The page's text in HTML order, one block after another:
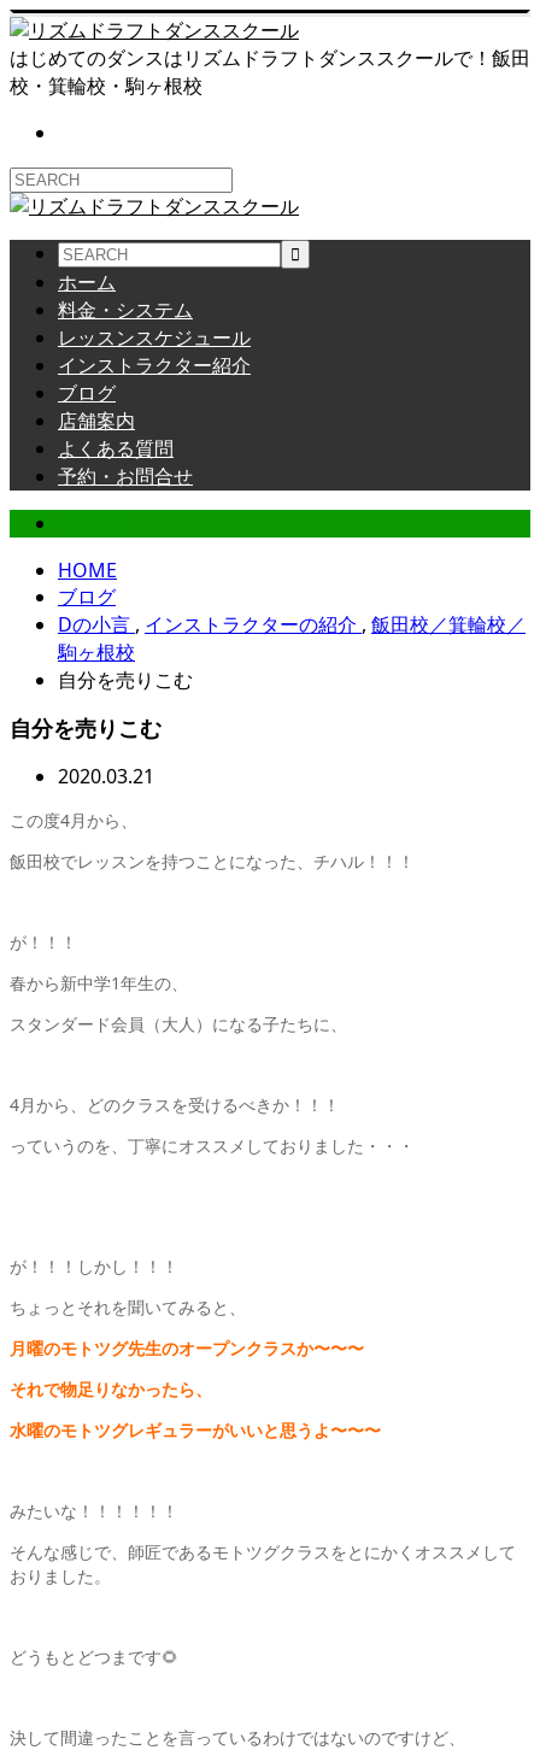
はじめてのダンスはリズムドラフトダンススクールで！飯田
校・箕輪校・駒ヶ根校
ホーム
料金・システム
レッスンスケジュール
インストラクター紹介
ブログ
店舗案内
よくある質問
予約・お問合せ
HOME
ブログ
Dの小言 , インストラクターの紹介 , 飯田校／箕輪校／
駒ヶ根校
自分を売りこむ
自分を売りこむ
2020.03.21
この度4月から、
飯田校でレッスンを持つことになった、チハル！！！
が！！！
春から新中学1年生の、
スタンダード会員（大人）になる子たちに、
4月から、どのクラスを受けるべきか！！！
っていうのを、丁寧にオススメしておりました・・・
が！！！しかし！！！
ちょっとそれを聞いてみると、
月曜のモトツグ先生のオープンクラスか〜〜〜
それで物足りなかったら、
水曜のモトツグレギュラーがいいと思うよ〜〜〜
みたいな！！！！！！
そんな感じで、師匠であるモトツグクラスをとにかくオススメして
おりました。
どうもとどつまです🌻
決して間違ったことを言っているわけではないのですけど、